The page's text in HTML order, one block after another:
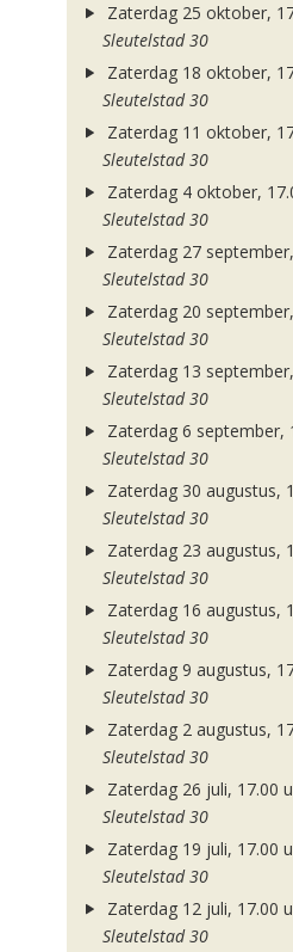
Zaterdag 25 oktober,
Sleutelstad 30
Zaterdag 18 oktober,
Sleutelstad 30
Zaterdag 11 oktober,
Sleutelstad 30
Zaterdag 4 oktober,
Sleutelstad 30
Zaterdag 27
Sleutelstad 30
Zaterdag 20
Sleutelstad 30
Zaterdag 13
Sleutelstad 30
Zaterdag 6 september,
Sleutelstad 30
Zaterdag 30 augustus,
Sleutelstad 30
Zaterdag 23 augustus,
Sleutelstad 30
Zaterdag 16 augustus,
Sleutelstad 30
Zaterdag 9 augustus,
Sleutelstad 30
Zaterdag 2 augustus,
Sleutelstad 30
Zaterdag 26 juli, 17.00
Sleutelstad 30
Zaterdag 19 juli, 17.00
Sleutelstad 30
Zaterdag 12 juli, 17.00
Sleutelstad 30